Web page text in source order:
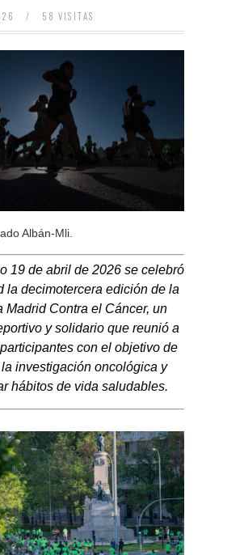
/ 58 VISITAS
Albán-Mli.
19 de abril de 2026 se celebró
la decimotercera edición de la
Madrid Contra el Cáncer, un
y solidario que reunió a
con el objetivo de
investigación oncológica y
hábitos de vida saludables.